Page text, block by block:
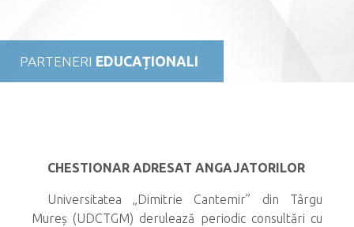
PARTENERI EDUCAȚIONALI
CHESTIONAR ADRESAT ANGAJATORILOR
Universitatea „Dimitrie Cantemir” din Târgu
Mureș (UDCTGM) derulează periodic consultări cu